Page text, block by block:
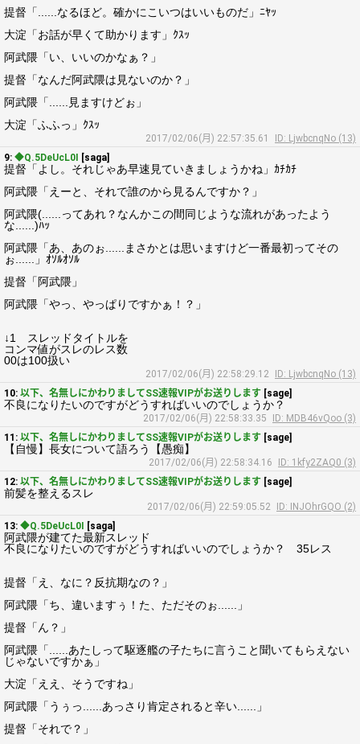
提督「......なるほど。確かにこいつはいいものだ」ﾆﾔｯ
大淀「お話が早くて助かります」ｸｽｯ
阿武隈「い、いいのかなぁ？」
提督「なんだ阿武隈は見ないのか？」
阿武隈「......見ますけどぉ」
大淀「ふふっ」ｸｽｯ
2017/02/06(月) 22:57:35.61
ID: LjwbcnqNo (13)
9: ◆Q.5DeUcL0I [saga]
提督「よし。それじゃあ早速見ていきましょうかね」ｶﾁｶﾁ
阿武隈「えーと、それで誰のから見るんですか？」
阿武隈(......ってあれ？なんかこの間同じような流れがあったよう
な......)ﾊｯ
阿武隈「あ、あのぉ......まさかとは思いますけど一番最初ってその
ぉ......」ｵｿﾙｵｿﾙ
提督「阿武隈」
阿武隈「やっ、やっぱりですかぁ！？」
↓1 スレッドタイトルを
コンマ値がスレのレス数
00は100扱い
2017/02/06(月) 22:58:29.12
ID: LjwbcnqNo (13)
10: 以下、名無しにかわりましてSS速報VIPがお送りします [sage]
不良になりたいのですがどうすればいいのでしょうか？
2017/02/06(月) 22:58:33.35
ID: MDB46vQoo (3)
11: 以下、名無しにかわりましてSS速報VIPがお送りします [sage]
【自慢】長女について語ろう【愚痴】
2017/02/06(月) 22:58:34.16
ID: 1kfy2ZAQ0 (3)
12: 以下、名無しにかわりましてSS速報VIPがお送りします [sage]
前髪を整えるスレ
2017/02/06(月) 22:59:05.52
ID: INJOhrGQO (2)
13: ◆Q.5DeUcL0I [saga]
阿武隈が建てた最新スレッド
不良になりたいのですがどうすればいいのでしょうか？ 35レス
提督「え、なに？反抗期なの？」
阿武隈「ち、違いますぅ！た、ただそのぉ......」
提督「ん？」
阿武隈「......あたしって駆逐艦の子たちに言うこと聞いてもらえない
じゃないですかぁ」
大淀「ええ、そうですね」
阿武隈「うぅっ......あっさり肯定されると辛い......」
提督「それで？」